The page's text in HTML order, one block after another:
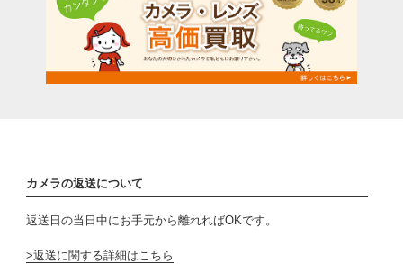
カメラの返送について
返送日の当日中にお手元から離れればOKです。
返送に関する詳細はこちら